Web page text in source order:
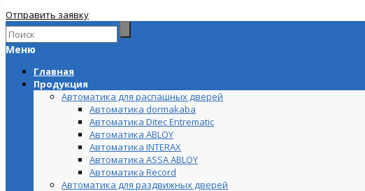
Отправить заявку
Меню
Главная
Продукция
Автоматика для распашных дверей
Автоматика dormakaba
Автоматика Ditec Entrematic
Автоматика ABLOY
Автоматика INTERAX
Автоматика ASSA ABLOY
Автоматика Record
Автоматика для раздвижных дверей